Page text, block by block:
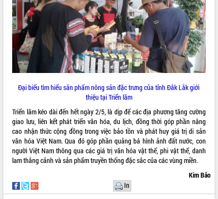
Đại biểu tìm hiểu sản phẩm nông sản đặc trưng của tỉnh Đắk Lắk giới
thiệu tại Triển lãm
Triển lãm kéo dài đến hết ngày 2/5, là dịp để các địa phương tăng cường
giao lưu, liên kết phát triển văn hóa, du lịch, đồng thời góp phần nâng
cao nhận thức cộng đồng trong việc bảo tồn và phát huy giá trị di sản
văn hóa Việt Nam. Qua đó góp phần quảng bá hình ảnh đất nước, con
người Việt Nam thông qua các giá trị văn hóa vật thể, phi vật thể, danh
lam thắng cảnh và sản phẩm truyền thống đặc sắc của các vùng miền.
Kim Bảo
In